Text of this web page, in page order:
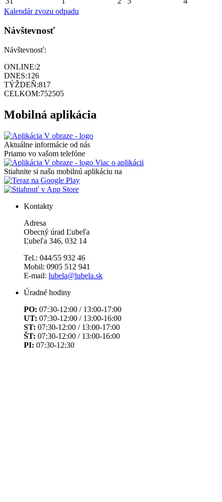
Kalendár zvozu odpadu
Návštevnosť
Návštevnosť:
ONLINE:2
DNES:126
TÝŽDEŇ:817
CELKOM:752505
Mobilná aplikácia
Aktuálne informácie od nás
Priamo vo vašom telefóne
Viac o aplikácii
Stiahnite si našu mobilnú aplikáciu na
Kontakty
Adresa
Obecný úrad Ľubeľa
Ľubeľa 346, 032 14
Tel.: 044/55 932 46
Mobil: 0905 512 941
E-mail: lubela@lubela.sk
Úradné hodiny
PO: 07:30-12:00 / 13:00-17:00
UT: 07:30-12:00 / 13:00-16:00
ST: 07:30-12:00 / 13:00-17:00
ŠT: 07:30-12:00 / 13:00-16:00
PI: 07:30-12:30